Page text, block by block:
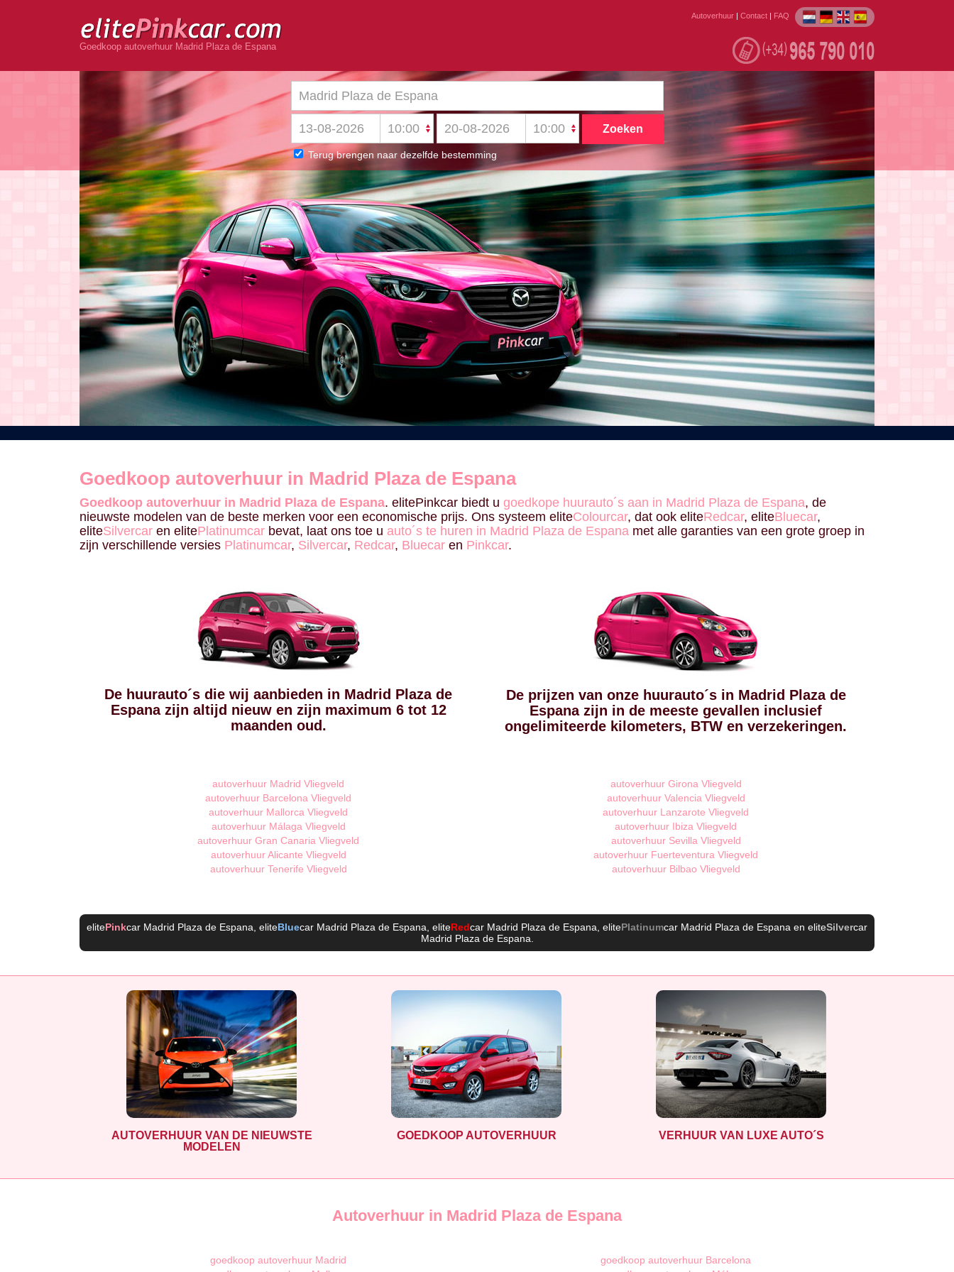
Goedkoop autoverhuur Madrid Plaza de Espana
Autoverhuur | Contact | FAQ
Goedkoop autoverhuur in Madrid Plaza de Espana
Goedkoop autoverhuur in Madrid Plaza de Espana. elitePinkcar biedt u goedkope huurauto´s aan in Madrid Plaza de Espana, de
nieuwste modelen van de beste merken voor een economische prijs. Ons systeem eliteColourcar, dat ook eliteRedcar, eliteBluecar,
eliteSilvercar en elitePlatinumcar bevat, laat ons toe u auto´s te huren in Madrid Plaza de Espana met alle garanties van een grote groep in
zijn verschillende versies Platinumcar, Silvercar, Redcar, Bluecar en Pinkcar.
De huurauto´s die wij aanbieden in Madrid Plaza de
Espana zijn altijd nieuw en zijn maximum 6 tot 12
maanden oud.
De prijzen van onze huurauto´s in Madrid Plaza de
Espana zijn in de meeste gevallen inclusief
ongelimiteerde kilometers, BTW en verzekeringen.
autoverhuur Madrid Vliegveld
autoverhuur Barcelona Vliegveld
autoverhuur Mallorca Vliegveld
autoverhuur Málaga Vliegveld
autoverhuur Gran Canaria Vliegveld
autoverhuur Alicante Vliegveld
autoverhuur Tenerife Vliegveld
autoverhuur Girona Vliegveld
autoverhuur Valencia Vliegveld
autoverhuur Lanzarote Vliegveld
autoverhuur Ibiza Vliegveld
autoverhuur Sevilla Vliegveld
autoverhuur Fuerteventura Vliegveld
autoverhuur Bilbao Vliegveld
elitePinkcar Madrid Plaza de Espana , eliteBluecar Madrid Plaza de Espana , eliteRedcar Madrid Plaza de Espana , elitePlatinumcar Madrid Plaza de Espana en eliteSilvercar
Madrid Plaza de Espana
AUTOVERHUUR VAN DE NIEUWSTE
MODELEN
GOEDKOOP AUTOVERHUUR VERHUUR VAN LUXE AUTO´S
Autoverhuur in Madrid Plaza de Espana
goedkoop autoverhuur Madrid
goedkoop autoverhuur Barcelona
Terug brengen naar dezelfde bestemming